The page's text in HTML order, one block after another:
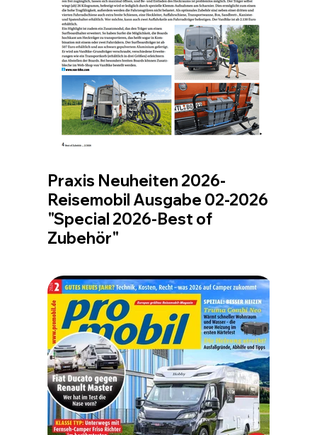
Praxis Neuheiten 2026-
Reisemobil Ausgabe 02-2026
"Special 2026-Best of
Zubehör"